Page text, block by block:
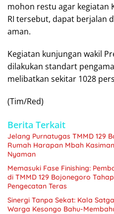
mohon restu agar kegiatan
RI tersebut, dapat berjalan
aman.
Kegiatan kunjungan wakil
dilakukan standart
melibatkan sekitar 1028
(Tim/Red)
Berita Terkait
Jelang Purnatugas TMMD 129
Rumah Harapan Mbah
Nyaman
Memasuki Fase Finishing:
di TMMD 129 Bojonegoro
Pengecatan Teras
Sinergi Tanpa Sekat: Kala
Warga Kesongo Bahu-